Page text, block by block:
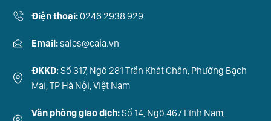
Điện thoại:0246 2938 929
Email:sales@caia.vn
ĐKKD:Số 317, Ngõ 281 Trần Khát Chân, Phường Bạch
Mai, TP Hà Nội, Việt Nam
Văn phòng giao dịch:Số 14, Ngõ 467 Lĩnh Nam,